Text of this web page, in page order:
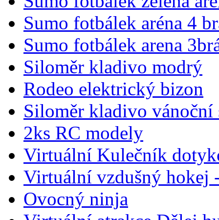
Sumo fotbálek aréna 4
Sumo fotbálek arena
Siloměr kladivo modrý
Rodeo elektrický bizon
Siloměr kladivo vánoční
2ks RC modely
Virtuální Kulečník
Virtuální vzdušný hokej
Ovocný ninja